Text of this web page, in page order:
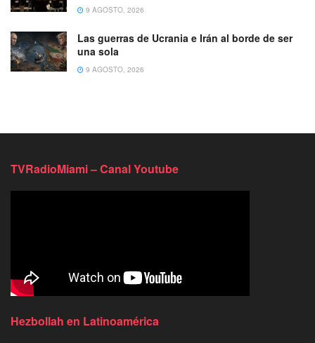
9 AGOSTO, 2026
Las guerras de Ucrania e Irán al borde de ser
una sola
9 AGOSTO, 2026
TVRadioMiami – Canal Youtube
Hezbollah en Latinoamérica